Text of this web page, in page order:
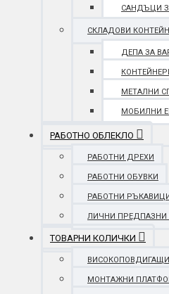
САНДЪЦИ
СКЛАДОВИ
ДЕПА ЗА
МЕТАЛНИ
МОБИЛНИ
РАБОТНО ОБЛЕКЛО
РАБОТНИ ДРЕХИ
РАБОТНИ ОБУВКИ
РАБОТНИ
ЛИЧНИ ПРЕДПАЗНИ
ТОВАРНИ КОЛИЧКИ
МОНТАЖНИ